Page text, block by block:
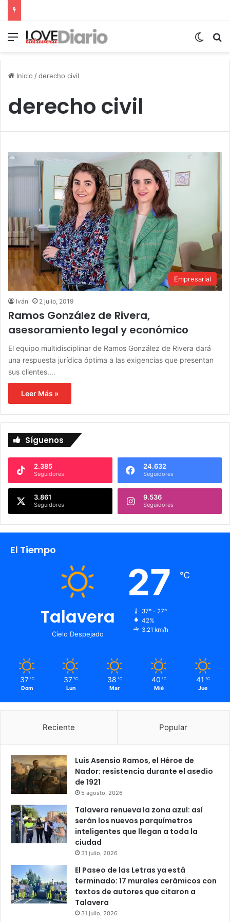
Menú
Inicio /derecho civil
derecho civil
Empresarial
Iván 2 julio, 2019
Ramos González de Rivera,
asesoramiento legal y económico
El equipo multidisciplinar de Ramos González de Rivera dará
una respuesta jurídica óptima a las exigencias que presentan
sus clientes.…
Leer Más »
Síguenos
2.385
Seguidores
24.632
Seguidores
3.861
Seguidores
9.536
Seguidores
El Tiempo
Talavera
Cielo Despejado
27 ℃
37º - 27º
42%
3.21 km/h
37 ℃
Dom
37 ℃
Lun
38 ℃
Mar
40 ℃
Mié
41 ℃
Jue
Reciente Popular
Luis Asensio Ramos, el Héroe de
Nador: resistencia durante el asedio
de 1921
5 agosto, 2026
Talavera renueva la zona azul: así
serán los nuevos parquímetros
inteligentes que llegan a toda la
ciudad
31 julio, 2026
El Paseo de las Letras ya está
terminado: 17 murales cerámicos con
textos de autores que citaron a
Talavera
31 julio, 2026